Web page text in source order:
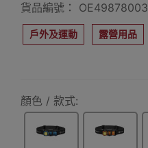
貨品編號： OE49878003
戶外及運動 露營用品
顏色 / 款式: